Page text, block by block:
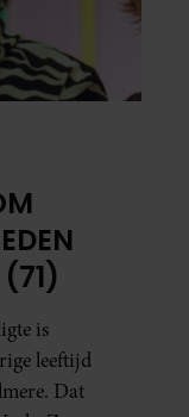
is
leeftijd
Dat